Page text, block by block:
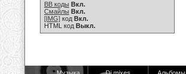
BB коды Вкл.
Смайлы Вкл.
[IMG] код Вкл.
HTML код Выкл.